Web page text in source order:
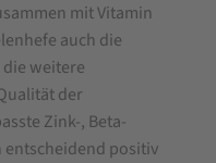
mit Vitamin
auch die
weitere
der
Zink-, Beta-
entscheidend positiv